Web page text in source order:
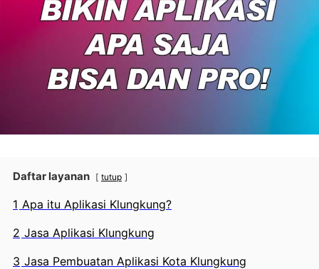
Daftar layanan tutup
1 Apa itu Aplikasi Klungkung?
2 Jasa Aplikasi Klungkung
3 Jasa Pembuatan Aplikasi Kota Klungkung